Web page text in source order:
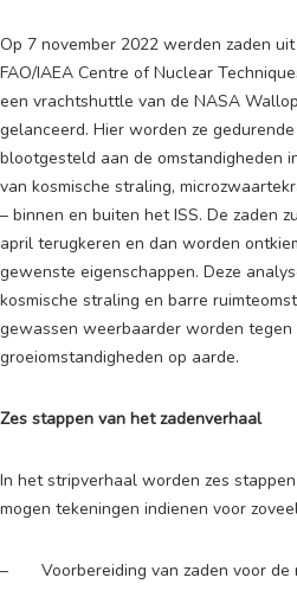
Op 7 november 2022 werden zaden
FAO/IAEA Centre of Nuclear
een vrachtshuttle van de NASA
gelanceerd. Hier worden ze
blootgesteld aan de omstandigheden
van kosmische straling,
– binnen en buiten het ISS. De zaden
april terugkeren en dan worden
gewenste eigenschappen. Deze
kosmische straling en barre
gewassen weerbaarder worden tegen
groeiomstandigheden op aarde.
Zes stappen van het zadenverhaal
In het stripverhaal worden zes
mogen tekeningen indienen voor
– Voorbereiding van zaden voor de